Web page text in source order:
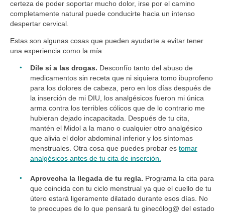
certeza de poder soportar mucho dolor, irse por el camino
completamente natural puede conducirte hacia un intenso
despertar cervical.
Estas son algunas cosas que pueden ayudarte a evitar tener
una experiencia como la mía:
Dile sí a las drogas. Desconfío tanto del abuso de
medicamentos sin receta que ni siquiera tomo ibuprofeno
para los dolores de cabeza, pero en los días después de
la inserción de mi DIU, los analgésicos fueron mi única
arma contra los terribles cólicos que de lo contrario me
hubieran dejado incapacitada. Después de tu cita,
mantén el Midol a la mano o cualquier otro analgésico
que alivia el dolor abdominal inferior y los síntomas
menstruales. Otra cosa que puedes probar es tomar
analgésicos antes de tu cita de inserción.
Aprovecha la llegada de tu regla. Programa la cita para
que coincida con tu ciclo menstrual ya que el cuello de tu
útero estará ligeramente dilatado durante esos días. No
te preocupes de lo que pensará tu ginecólog@ del estado